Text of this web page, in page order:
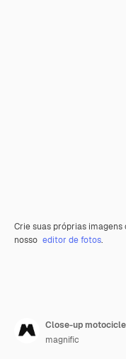
Crie suas próprias imagens
nosso editor de fotos.
Close-up
magnific